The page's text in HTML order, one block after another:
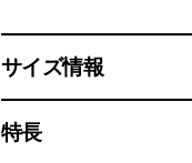
サイズ情報
特長